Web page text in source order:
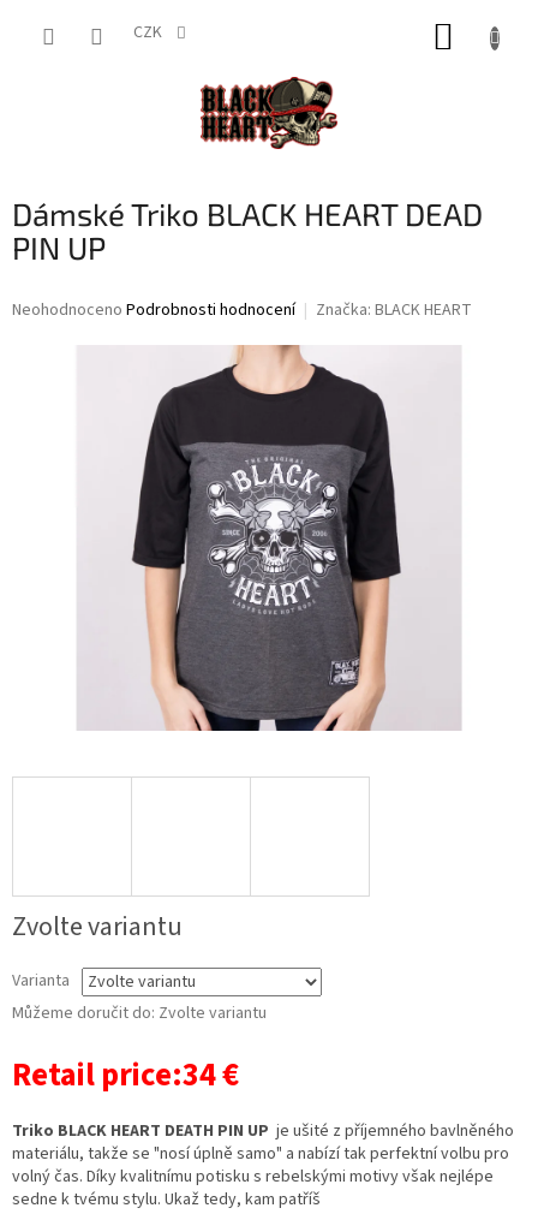
CZK
Dámské Triko BLACK HEART DEAD
PIN UP
Průměrné
Neohodnoceno Podrobnosti hodnocení Značka: BLACK HEART
Zvolte variantu
Varianta
Můžeme doručit do: Zvolte variantu
Retail price:34 €
Triko BLACK HEART DEATH PIN UP je ušité z příjemného bavlněného
materiálu, takže se "nosí úplně samo" a nabízí tak perfektní volbu pro
volný čas. Díky kvalitnímu potisku s rebelskými motivy však nejlépe
sedne k tvému stylu. Ukaž tedy, kam patříš